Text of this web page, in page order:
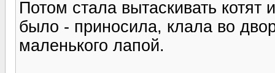
Потом стала вытаскивать котят
было - приносила, клала во
маленького лапой.